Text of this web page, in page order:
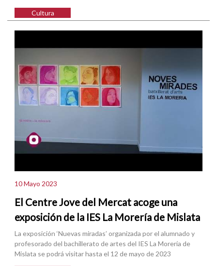
Cultura
10 Mayo 2023
El Centre Jove del Mercat acoge una
exposición de la IES La Morería de Mislata
La exposición ‘Nuevas miradas’ organizada por el alumnado y
profesorado del bachillerato de artes del IES La Morería de
Mislata se podrá visitar hasta el 12 de mayo de 2023